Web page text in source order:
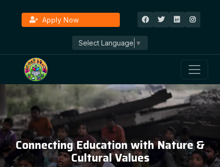
Apply Now
Select Language ▼
Connecting Education with Nature &
Cultural Values